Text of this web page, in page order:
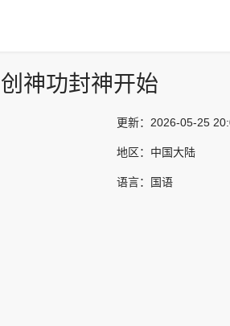
神功封神开始
更新： 2026-05-25
地区： 中国大陆
语言： 国语